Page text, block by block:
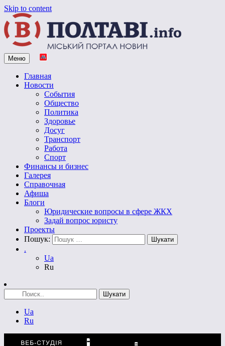
Skip to content
Vpoltave.info
Полтавский портал новостей
Меню
Главная
Новости
События
Общество
Политика
Здоровье
Досуг
Транспорт
Работа
Спорт
Финансы и бизнес
Галерея
Справочная
Афиша
Блоги
Юридические вопросы в сфере ЖКХ
Задай вопрос юристу
Проекты
Пошук:
.
Ua
Ru
Ua
Ru